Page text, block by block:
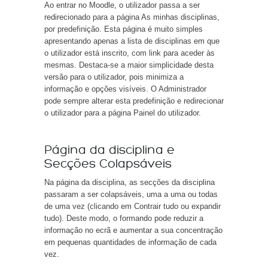
Ao entrar no Moodle, o utilizador passa a ser
redirecionado para a página As minhas disciplinas,
por predefinição. Esta página é muito simples
apresentando apenas a lista de disciplinas em que
o utilizador está inscrito, com link para aceder às
mesmas. Destaca-se a maior simplicidade desta
versão para o utilizador, pois minimiza a
informação e opções visíveis. O Administrador
pode sempre alterar esta predefinição e redirecionar
o utilizador para a página Painel do utilizador.
Página da disciplina e
Secções Colapsáveis
Na página da disciplina, as secções da disciplina
passaram a ser colapsáveis, uma a uma ou todas
de uma vez (clicando em Contrair tudo ou expandir
tudo). Deste modo, o formando pode reduzir a
informação no ecrã e aumentar a sua concentração
em pequenas quantidades de informação de cada
vez.